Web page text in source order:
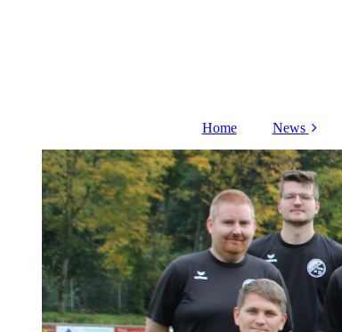
Home News